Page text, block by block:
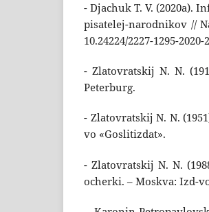
- Djachuk T. V. (2020a).
pisatelej-narodnikov //
10.24224/2227-1295-2020-
- Zlatovratskij N. N.
Peterburg.
- Zlatovratskij N. N.
vo «Goslitizdat».
- Zlatovratskij N. N.
ocherki. – Moskva: Izd-